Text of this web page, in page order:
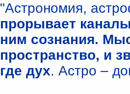
"Астрономия,
прорывает
ним сознания.
пространство, и
где дух. Астро –